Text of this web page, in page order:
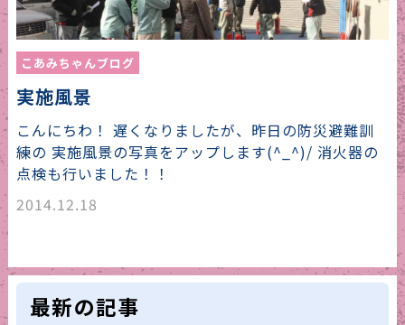
こあみちゃんブログ
実施風景
こんにちわ！ 遅くなりましたが、昨日の防災避難訓
練の 実施風景の写真をアップします(^_^)/ 消火器の
点検も行いました！！
2014.12.18
最新の記事